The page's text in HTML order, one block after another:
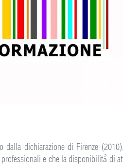
dichiarazione di Firenze
e che la disponibilità̀ di